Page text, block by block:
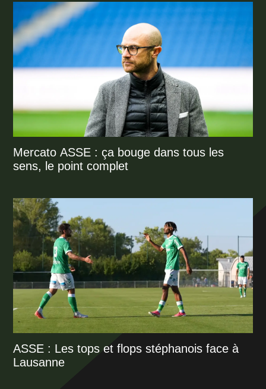
Mercato ASSE : ça bouge dans tous les
sens, le point complet
ASSE : Les tops et flops stéphanois face à
Lausanne